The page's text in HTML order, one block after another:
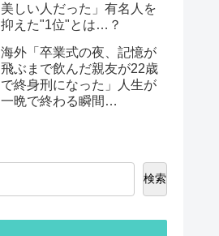
美しい人だった」有名人を
抑えた"1位"とは…？
海外「卒業式の夜、記憶が
飛ぶまで飲んだ親友が22歳
で終身刑になった」人生が
一晩で終わる瞬間…
検索